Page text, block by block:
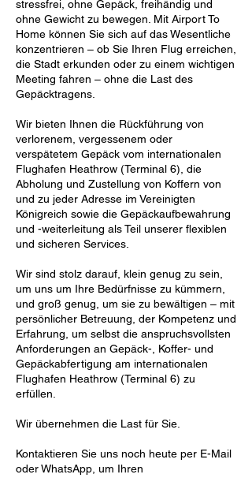
stressfrei, ohne Gepäck, freihändig und
ohne Gewicht zu bewegen. Mit Airport To
Home können Sie sich auf das Wesentliche
konzentrieren – ob Sie Ihren Flug erreichen,
die Stadt erkunden oder zu einem wichtigen
Meeting fahren – ohne die Last des
Gepäcktragens.
Wir bieten Ihnen die Rückführung von
verlorenem, vergessenem oder
verspätetem Gepäck vom internationalen
Flughafen Heathrow (Terminal 6), die
Abholung und Zustellung von Koffern von
und zu jeder Adresse im Vereinigten
Königreich sowie die Gepäckaufbewahrung
und -weiterleitung als Teil unserer flexiblen
und sicheren Services.
Wir sind stolz darauf, klein genug zu sein,
um uns um Ihre Bedürfnisse zu kümmern,
und groß genug, um sie zu bewältigen – mit
persönlicher Betreuung, der Kompetenz und
Erfahrung, um selbst die anspruchsvollsten
Anforderungen an Gepäck-, Koffer- und
Gepäckabfertigung am internationalen
Flughafen Heathrow (Terminal 6) zu
erfüllen.
Wir übernehmen die Last für Sie.
Kontaktieren Sie uns noch heute per E-Mail
oder WhatsApp, um Ihren